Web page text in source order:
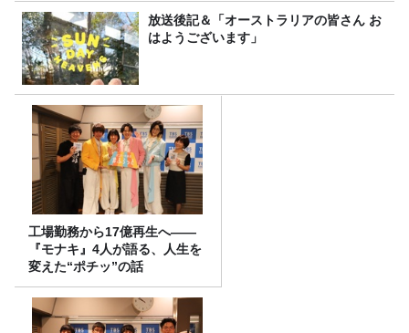
放送後記＆「オーストラリアの皆さん お
はようございます」
工場勤務から17億再生へ——
『モナキ』4人が語る、人生を
変えた“ポチッ”の話